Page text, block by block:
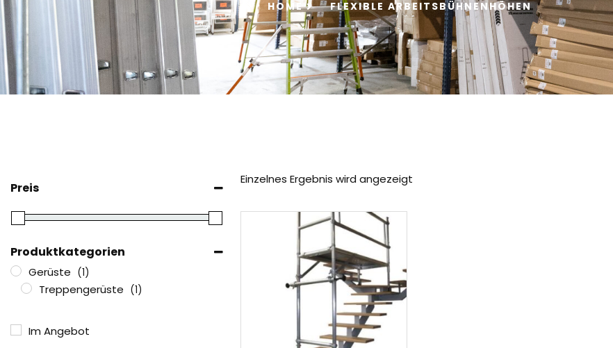
HOME FLEXIBLE ARBEITSBÜHNENHÖHEN
Preis
Produktkategorien
Gerüste (1)
Treppengerüste (1)
Im Angebot
Einzelnes Ergebnis wird angezeigt